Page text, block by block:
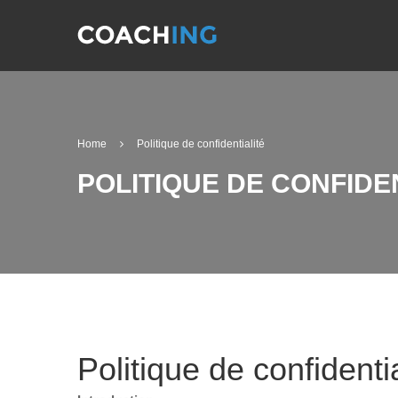
Home Politique de confidentialité
POLITIQUE DE
Politique de